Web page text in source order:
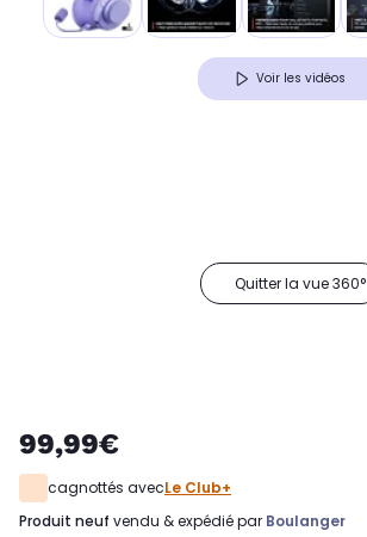
Voir les vidéos
Quitter la vue 360°
99,99€
cagnottés avecLe Club+
produit neuf vendu & expédié par Boulanger